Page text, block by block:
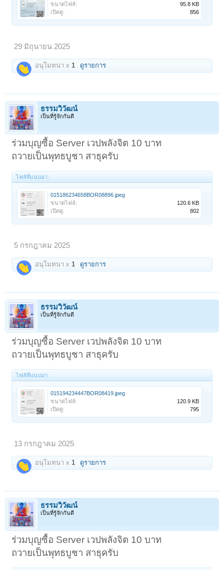
ขนาดไฟล์:
95.8 KB
เปิดดู:
856
29 มิถุนายน 2025
อนุโมทนา x1 ดูรายการ
ธรรมวิวัฒน์
เป็นที่รู้จักกันดี
ร่วมบุญซื้อ Server เวปพลังจิต 10 บาท
ถวายเป็นพุทธบูชา สาธุครับ
ไฟล์ที่แนบมา:
015186234658BOR08896.jpeg
ขนาดไฟล์:
120.6 KB
เปิดดู:
802
5 กรกฎาคม 2025
อนุโมทนา x 1 ดูรายการ
ธรรมวิวัฒน์
เป็นที่รู้จักกันดี
ร่วมบุญซื้อ Server เวปพลังจิต 10 บาท
ถวายเป็นพุทธบูชา สาธุครับ
ไฟล์ที่แนบมา:
015194234447BOR08419.jpeg
ขนาดไฟล์:
120.9 KB
เปิดดู:
795
13 กรกฎาคม 2025
อนุโมทนา x 1 ดูรายการ
ธรรมวิวัฒน์
เป็นที่รู้จักกันดี
ร่วมบุญซื้อ Server เวปพลังจิต 10 บาท
ถวายเป็นพุทธบูชา สาธุครับ
< ย้อนกลับ ← 66 67